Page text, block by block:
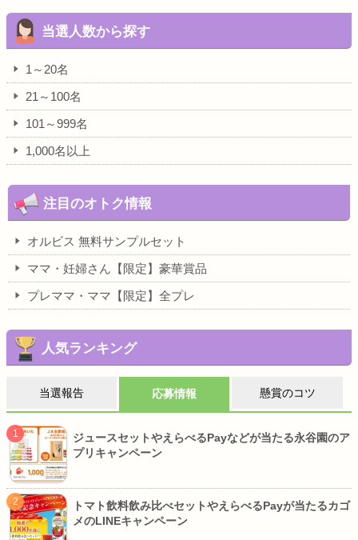
当選人数から探す
1～20名
21～100名
101～999名
1,000名以上
注目のオトク情報
オルビス 無料サンプルセット
ママ・妊婦さん【限定】豪華賞品
プレママ・ママ【限定】全プレ
人気ランキング
当選報告 応募情報 懸賞のコツ
ジュースセットやえらべるPayなどが当たる永谷園のア
プリキャンペーン
トマト飲料飲み比べセットやえらべるPayが当たるカゴ
メのLINEキャンペーン